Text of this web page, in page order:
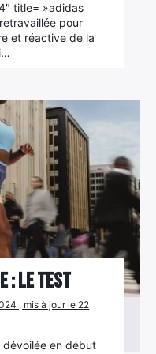
title= »adidas
pour
et réactive de la
: le test
, mis à jour le 22
dévoilée en début